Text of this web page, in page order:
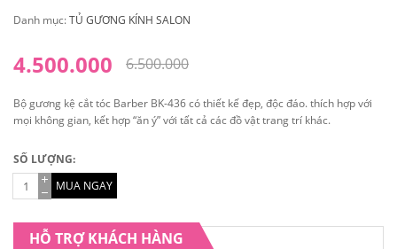
Danh mục:TỦ GƯƠNG KÍNH SALON
6.500.000
4.500.000
Bộ gương kệ cắt tóc Barber BK-436 có thiết kế đẹp, độc đáo. thích hợp với
mọi không gian, kết hợp “ăn ý” với tất cả các đồ vật trang trí khác.
SỐ LƯỢNG:
MUA NGAY
HỖ TRỢ KHÁCH HÀNG